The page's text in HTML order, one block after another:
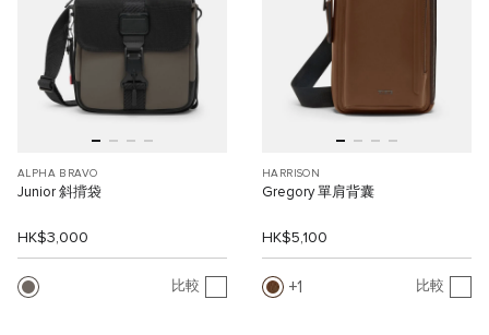
ALPHA BRAVO
Junior 斜揹袋
HK$3,000
比較
HARRISON
Gregory 單肩背囊
HK$5,100
1 比較